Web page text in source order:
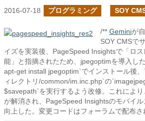
2016-07-18 プログラミング SOY
/** Geminiが
SOY CMSで
イズを実装後、PageSpeed Insightsで「ロ
能」と指摘されたため、jpegoptimを導入し
apt-get install jpegoptim`でインストール後
ィレクトリ/common/im.inc.php`の
$savepath`を実行するよう改修。これによ
が解消され、PageSpeed Insightsのモバイ
向上した。変更コードはフォーラムで配布さ